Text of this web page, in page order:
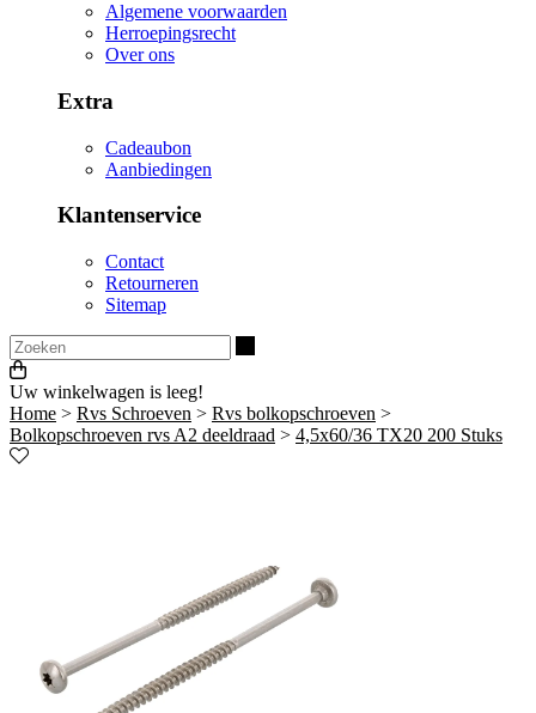
Algemene voorwaarden
Herroepingsrecht
Over ons
Extra
Cadeaubon
Aanbiedingen
Klantenservice
Contact
Retourneren
Sitemap
Uw winkelwagen is leeg!
Home > Rvs Schroeven > Rvs bolkopschroeven >
Bolkopschroeven rvs A2 deeldraad > 4,5x60/36 TX20 200 Stuks